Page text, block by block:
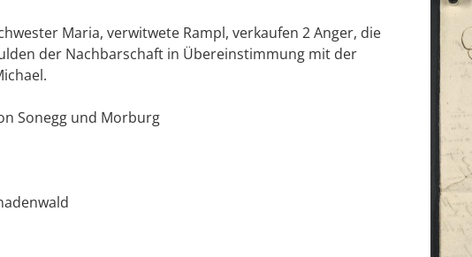
Maria, verwitwete Rampl, verkaufen 2 Anger, die
der Nachbarschaft in Übereinstimmung mit der
Sonegg und Morburg